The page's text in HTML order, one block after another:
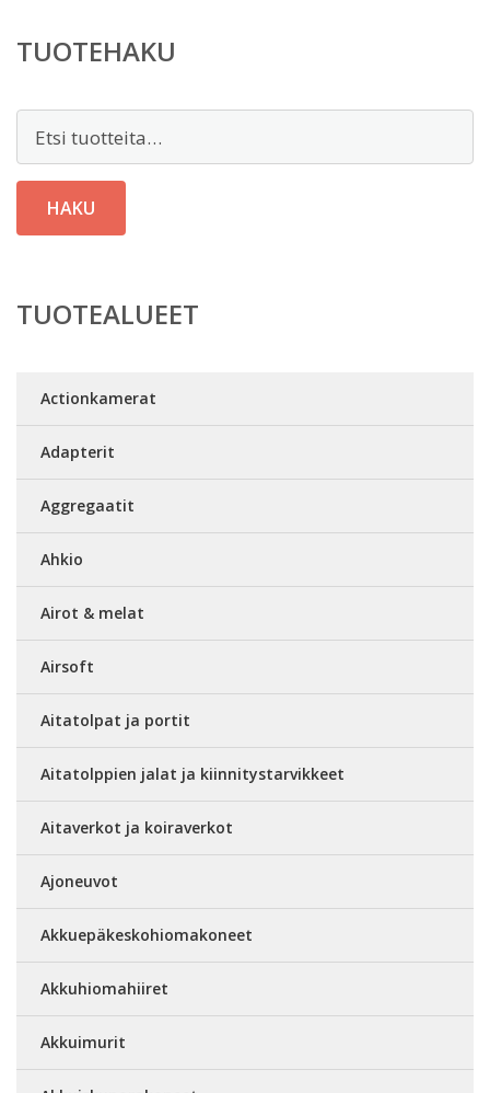
TUOTEHAKU
HAKU
TUOTEALUEET
Actionkamerat
Adapterit
Aggregaatit
Ahkio
Airot & melat
Airsoft
Aitatolpat ja portit
Aitatolppien jalat ja kiinnitystarvikkeet
Aitaverkot ja koiraverkot
Ajoneuvot
Akkuepäkeskohiomakoneet
Akkuhiomahiiret
Akkuimurit